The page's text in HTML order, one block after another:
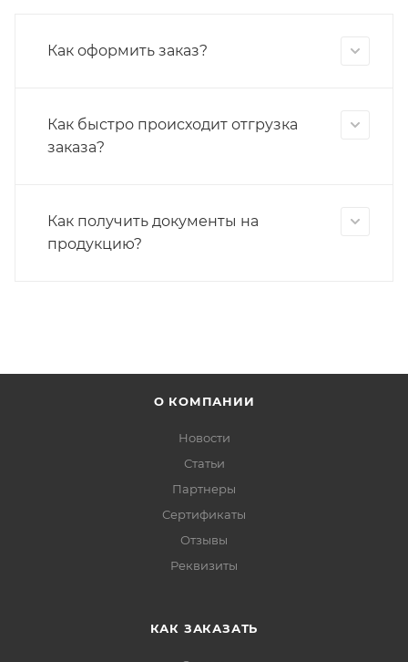
Как оформить заказ?
Как быстро происходит отгрузка
заказа?
Как получить документы на
продукцию?
О КОМПАНИИ
Новости
Статьи
Партнеры
Сертификаты
Отзывы
Реквизиты
КАК ЗАКАЗАТЬ